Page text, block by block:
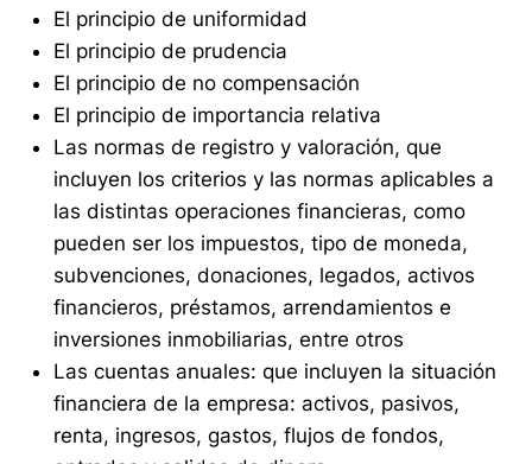
El principio de uniformidad
El principio de prudencia
El principio de no compensación
El principio de importancia relativa
Las normas de registro y valoración, que
incluyen los criterios y las normas aplicables a
las distintas operaciones financieras, como
pueden ser los impuestos, tipo de moneda,
subvenciones, donaciones, legados, activos
financieros, préstamos, arrendamientos e
inversiones inmobiliarias, entre otros
Las cuentas anuales: que incluyen la situación
financiera de la empresa: activos, pasivos,
renta, ingresos, gastos, flujos de fondos,